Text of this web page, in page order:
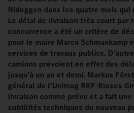
Nideggen dans les quatre mois qui
Le délai de livraison très court par
concurrence a été un critère de
pour le maire Marco Schmunkamp
services de travaux publics.
camions prévoient en effet des
jusqu’à un an et demi. Markus
général de l’Unimog RKF-Bleses
livraison comme prévu et a fait
subtilités techniques du nouveau